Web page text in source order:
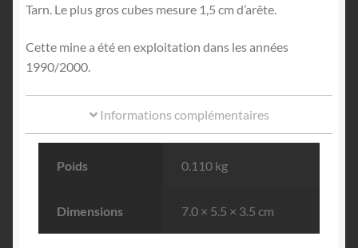
Tarn. Le plus gros cubes mesure 1,5 cm d’arête.
Cette mine a été en exploitation dans les années
1990/2000.
Informations complémentaires
Poids 0.110 kg
Dimensions 7.0 × 5.5 × 3.5 cm